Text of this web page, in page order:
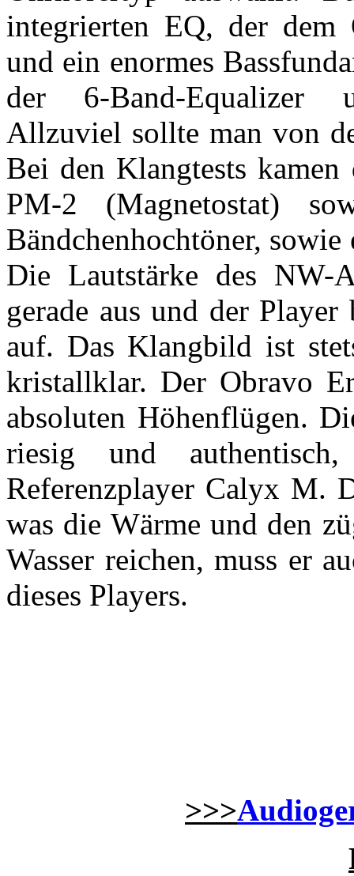
integrierten EQ, der
und ein enormes
der 6-Band-Equalizer
Allzuviel sollte man von
Bei den Klangtests
PM-2 (Magnetostat)
Bändchenhochtöner,
Die Lautstärke des
gerade aus und der
auf. Das Klangbild ist
kristallklar. Der Obravo
absoluten Höhenflügen.
riesig und
Referenzplayer Calyx M.
was die Wärme und den
Wasser reichen, muss er
dieses Players.
>>>